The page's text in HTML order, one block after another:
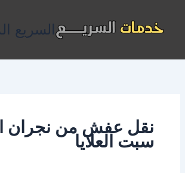
المحتوى
السريع
نقل عفش من نجران
سبت العلايا